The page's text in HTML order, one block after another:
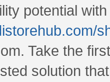
potential
Take the
solution